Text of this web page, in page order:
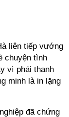
liên tiếp vướng
chuyện tình
vì phải thanh
minh là in lặng
đã chứng